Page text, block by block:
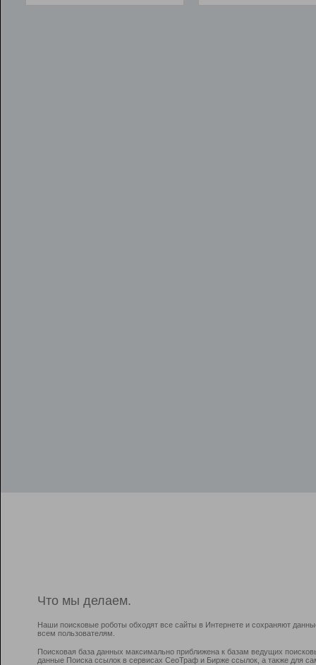
Что мы делаем.
Наши поисковые роботы обходят все сайты в Интернете и сохраняют
всем пользователям.
Поисковая база данных максимально приближена к базам ведущих
данные Поиска ссылок в сервисах СеоТраф и Бирже ссылок, а также для